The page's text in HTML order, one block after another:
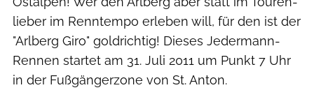
lieber im Renntempo erleben will, für den ist der
"Arlberg Giro" goldrichtig! Dieses Jedermann-
Rennen startet am 31. Juli 2011 um Punkt 7 Uhr
in der Fußgängerzone von St. Anton.